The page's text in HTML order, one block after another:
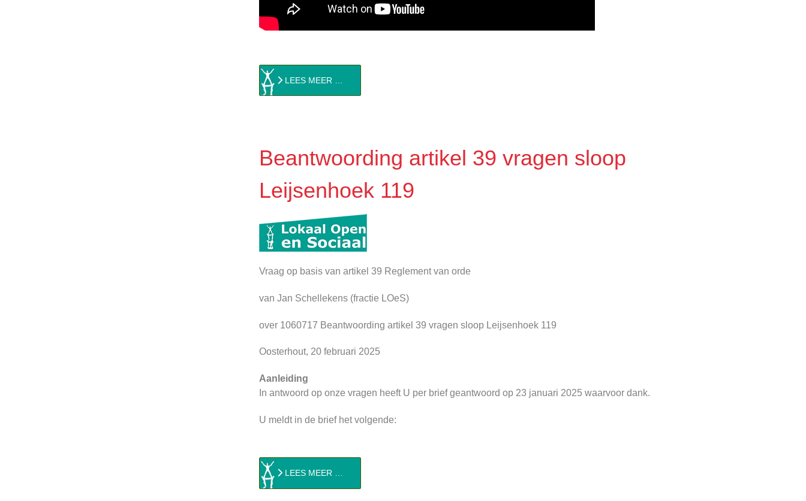
LEES MEER …
Beantwoording artikel 39 vragen sloop
Leijsenhoek 119
Vraag op basis van artikel 39 Reglement van orde
van Jan Schellekens (fractie LOeS)
over 1060717 Beantwoording artikel 39 vragen sloop Leijsenhoek 119
Oosterhout, 20 februari 2025
Aanleiding
In antwoord op onze vragen heeft U per brief geantwoord op 23 januari 2025 waarvoor dank.
U meldt in de brief het volgende:
LEES MEER …